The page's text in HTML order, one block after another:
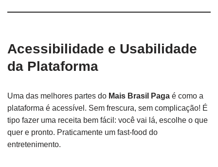
Acessibilidade e Usabilidade
da Plataforma
Uma das melhores partes do Mais Brasil Paga é como a
plataforma é acessível. Sem frescura, sem complicação! É
tipo fazer uma receita bem fácil: você vai lá, escolhe o que
quer e pronto. Praticamente um fast-food do
entretenimento.